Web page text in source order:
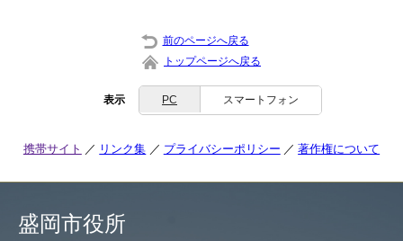
前のページへ戻る
トップページへ戻る
表示 PC スマートフォン
携帯サイト リンク集 プライバシーポリシー 著作権について
盛岡市役所